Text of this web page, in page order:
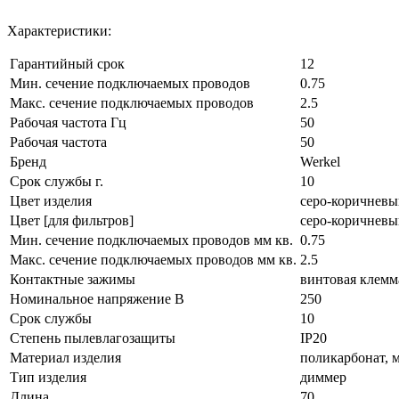
Характеристики:
Гарантийный срок
12
Мин. сечение подключаемых проводов
0.75
Макс. сечение подключаемых проводов
2.5
Рабочая частота Гц
50
Рабочая частота
50
Бренд
Werkel
Срок службы г.
10
Цвет изделия
серо-
Цвет [для фильтров]
серо-
Мин. сечение подключаемых проводов мм кв. 0.75
Макс. сечение подключаемых проводов мм кв. 2.5
Контактные зажимы
винтовая
Номинальное напряжение В
250
Срок службы
10
Степень пылевлагозащиты
IP20
Материал изделия
поликарбонат,
Тип изделия
диммер